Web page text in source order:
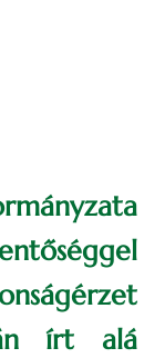
írt alá